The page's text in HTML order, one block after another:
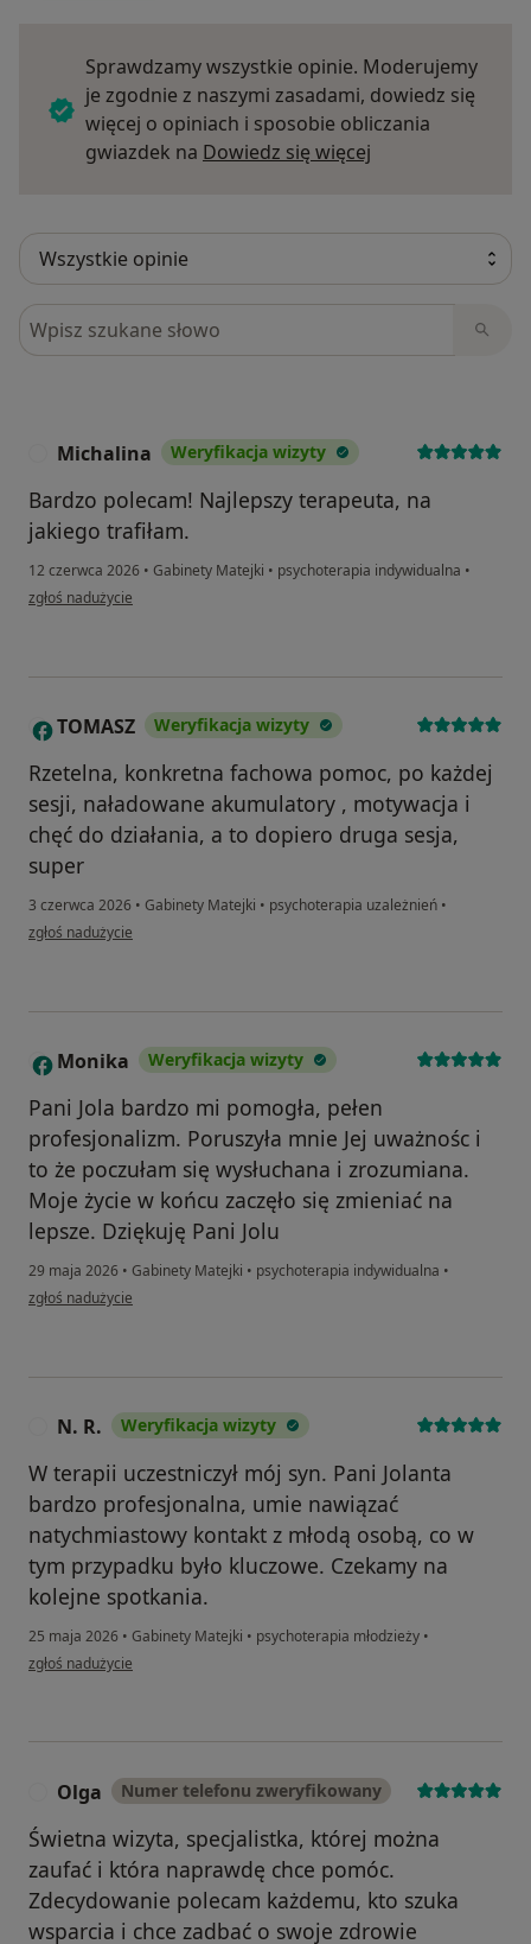
Sprawdzamy wszystkie opinie. Moderujemy
je zgodnie z naszymi zasadami, dowiedz się
więcej o opiniach i sposobie obliczania
gwiazdek na Dowiedz się więcej
Szukaj w opiniach
Michalina Weryfikacja wizyty
Bardzo polecam! Najlepszy terapeuta, na
jakiego trafiłam.
12 czerwca 2026 • Gabinety Matejki • psychoterapia indywidualna •
w opinii użytkownika Michalina
zgłoś nadużycie
T TOMASZ Weryfikacja wizyty
Rzetelna, konkretna fachowa pomoc, po każdej
sesji, naładowane akumulatory , motywacja i
chęć do działania, a to dopiero druga sesja,
super
3 czerwca 2026 • Gabinety Matejki • psychoterapia uzależnień •
w opinii użytkownika TOMASZ
zgłoś nadużycie
M Monika Weryfikacja wizyty
Pani Jola bardzo mi pomogła, pełen
profesjonalizm. Poruszyła mnie Jej uważnośc i
to że poczułam się wysłuchana i zrozumiana.
Moje życie w końcu zaczęło się zmieniać na
lepsze. Dziękuję Pani Jolu
29 maja 2026 • Gabinety Matejki • psychoterapia indywidualna •
w opinii użytkownika Monika
zgłoś nadużycie
N. R. Weryfikacja wizyty
W terapii uczestniczył mój syn. Pani Jolanta
bardzo profesjonalna, umie nawiązać
natychmiastowy kontakt z młodą osobą, co w
tym przypadku było kluczowe. Czekamy na
kolejne spotkania.
25 maja 2026 • Gabinety Matejki • psychoterapia młodzieży •
w opinii użytkownika N. R.
zgłoś nadużycie
Olga Numer telefonu zweryfikowany
Świetna wizyta, specjalistka, której można
zaufać i która naprawdę chce pomóc.
Zdecydowanie polecam każdemu, kto szuka
wsparcia i chce zadbać o swoje zdrowie